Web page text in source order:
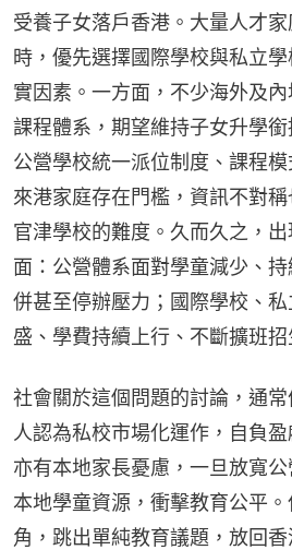
受養子女落戶香港。大量人才
時，優先選擇國際學校與私立
實因素。一方面，不少海外及
課程體系，期望維持子女升學
公營學校統一派位制度、課程
來港家庭存在門檻，資訊不對
官津學校的難度。久而久之，
面：公營體系面對學童減少、
併甚至停辦壓力；國際學校、
盛、學費持續上行、不斷擴班招
社會關於這個問題的討論，通
人認為私校市場化運作，自負盈
亦有本地家長憂慮，一旦放寬
本地學童資源，衝擊教育公平
角，跳出單純教育議題，放回